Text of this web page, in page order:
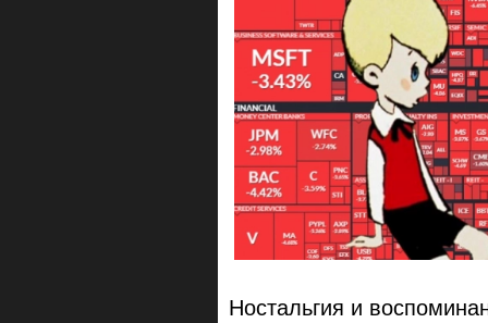
Ностальгия и